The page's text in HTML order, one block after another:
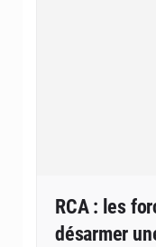
RCA : les
désarmer